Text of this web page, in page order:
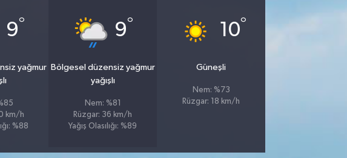
9°
yağmur
km/h
%88
9°
Bölgesel düzensiz yağmur
yağışlı
Nem: %81
Rüzgar: 36 km/h
Yağış Olasılığı: %89
10°
Güneşli
Nem: %73
Rüzgar: 18 km/h